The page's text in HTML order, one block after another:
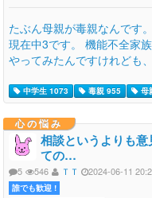
たぶん母親が毒親なんです
現在中3です。 機能不全家
やってみたんですけれども
中学生 1073 毒親 955 母
心の悩み
相談というよりも
ての…
5 546 ＴＴ 2024-06-11
誰でも歓迎 !